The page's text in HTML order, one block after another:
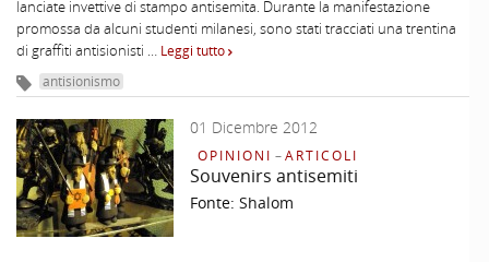
lanciate invettive di stampo antisemita. Durante la manifestazione
promossa da alcuni studenti milanesi, sono stati tracciati una trentina
di graffiti antisionisti … Leggi tutto
antisionismo
01 Dicembre 2012
OPINIONI –ARTICOLI
Souvenirs antisemiti
Fonte: Shalom